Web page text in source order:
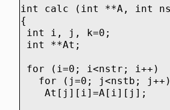
int calc (int **A, int
{
int i, j, k=0;
int **At;
for (i=0; i<nstr; i++)
for (j=0; j<nstb;
At[j][i]=A[i][j];